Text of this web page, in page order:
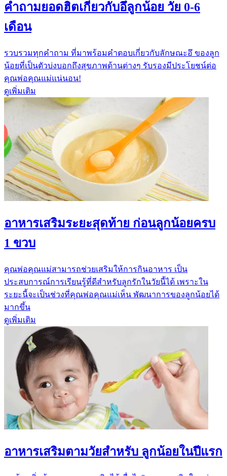
คำถามยอดฮิตเกี่ยวกับอึลูกน้อย วัย 0-6
เดือน
รวบรวมทุกคำถาม ที่มาพร้อมคำตอบเกี่ยวกับลักษณะอึ ของลูก
น้อยที่เป็นตัวบ่งบอกถึงสุขภาพด้านต่างๆ รับรองมีประโยชน์ต่อ
คุณพ่อคุณแม่แน่นอน!
ดูเพิ่มเติม
อาหารเสริมระยะสุดท้าย ก่อนลูกน้อยครบ
1 ขวบ
คุณพ่อคุณแม่สามารถช่วยเสริมให้การกินอาหาร เป็น
ประสบการณ์การเรียนรู้ที่ดีสำหรับลูกรักในวัยนี้ได้ เพราะใน
ระยะนี้จะเป็นช่วงที่คุณพ่อคุณแม่เห็น พัฒนาการของลูกน้อยได้
มากขึ้น
ดูเพิ่มเติม
อาหารเสริมตามวัยสำหรับ ลูกน้อยในปีแรก